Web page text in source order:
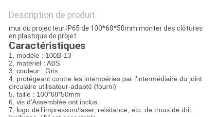
Description de produit
mur du projecteur IP65 de 100*68*50mm monter des clôtures
en plastique de projet
Caractéristiques
1, modèle : 100B-13
2, matériel : ABS
3, couleur : Gris
4, protégeant contre les intempéries par l'intermédiaire du joint
circulaire utilisateur-adapté (fourni)
5, taille : 100*68*50mm
6, vis d'Assemblée ont inclus.
7, logo de l'impression/laser, reisitance, etc. de trous de dril,